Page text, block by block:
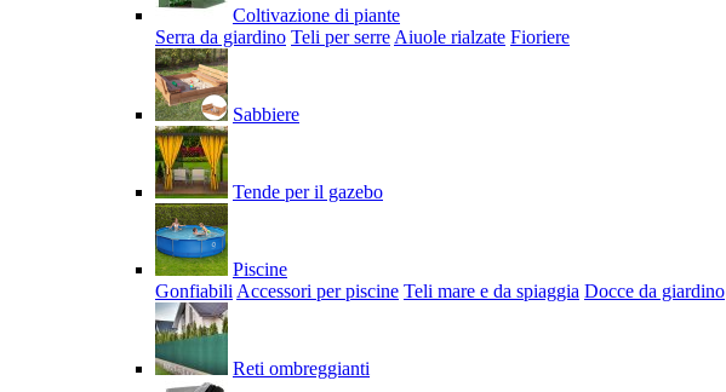
Coltivazione di piante
Serra da giardino Teli per serre Aiuole rialzate Fioriere
Sabbiere
Tende per il gazebo
Piscine
Gonfiabili Accessori per piscine Teli mare e da spiaggia Docce da giardino
Reti ombreggianti